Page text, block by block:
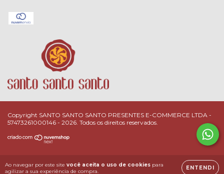
Ao navegar por este site você aceita o uso de cookies para
agilizar a sua experiência de compra.
ENTENDI
Copyright SANTO SANTO SANTO PRESENTES E-COMMERCE LTDA -
57473261000146 - 2026. Todos os direitos reservados.